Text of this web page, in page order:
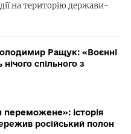
на територію держави-
Ращук: «Воєнні
спільного з
історія
російський полон